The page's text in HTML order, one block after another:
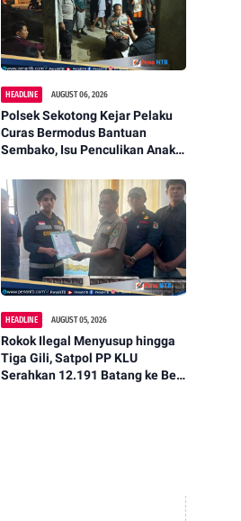
HEADLINE AUGUST 06, 2026
Polsek Sekotong Kejar Pelaku
Curas Bermodus Bantuan
Sembako, Isu Penculikan Anak
HEADLINE AUGUST 05, 2026
Rokok Ilegal Menyusup hingga
Tiga Gili, Satpol PP KLU
Serahkan 12.191 Batang ke Bea